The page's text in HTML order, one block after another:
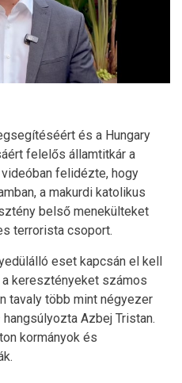
és a Hungary
felelős államtitkár a
felidézte, hogy
a makurdi katolikus
belső menekülteket
terrorista csoport.
eset kapcsán el kell
keresztényeket számos
tavaly több mint négyezer
Azbej Tristan.
kormányok és